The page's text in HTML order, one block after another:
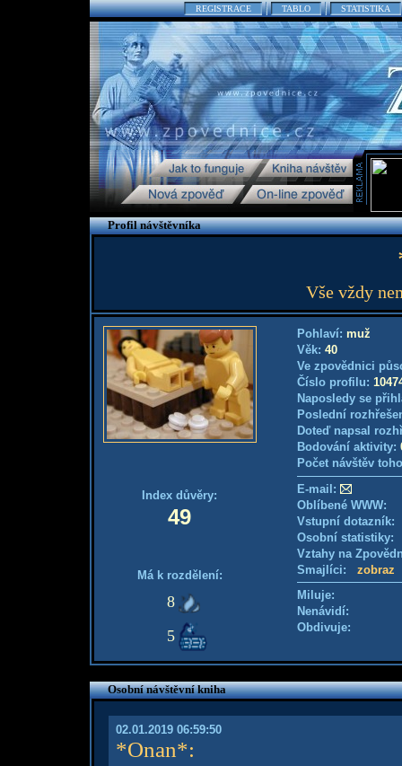
REGISTRACE TABLO STATISTIKA
Profil návštěvníka
Vše vždy
Index důvěry:
49
Má k rozdělení:
8
5
Pohlaví: muž
Věk: 40
Ve zpovědnici
Číslo profilu:
Naposledy se
Poslední
Doteď napsal
Bodování aktivity:
Počet návštěv
E-mail:
Oblíbené WWW:
Vstupní
Osobní
Vztahy na
Smajlíci: zobraz
Miluje:
Nenávidí:
Obdivuje:
Osobní návštěvní kniha
02.01.2019 06:59:50
*Onan*: